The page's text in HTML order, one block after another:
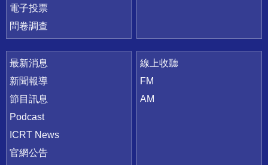
電子投票
問卷調查
最新消息
新聞報導
節目訊息
Podcast
ICRT News
官網公告
線上收聽
FM
AM